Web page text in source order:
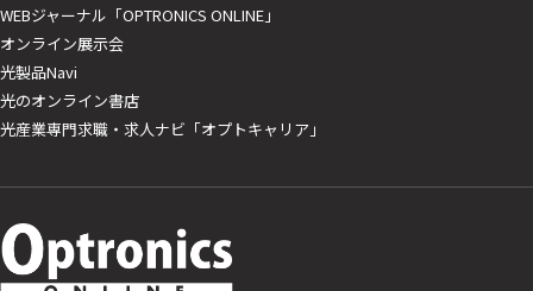
WEBジャーナル「OPTRONICS ONLINE」
オンライン展示会
光製品Navi
光のオンライン書店
光産業専門求職・求人ナビ「オプトキャリア」